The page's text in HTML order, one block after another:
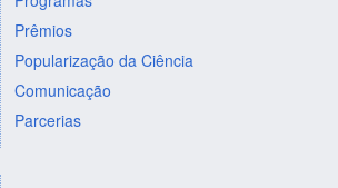
Prêmios
Popularização da Ciência
Comunicação
Parcerias